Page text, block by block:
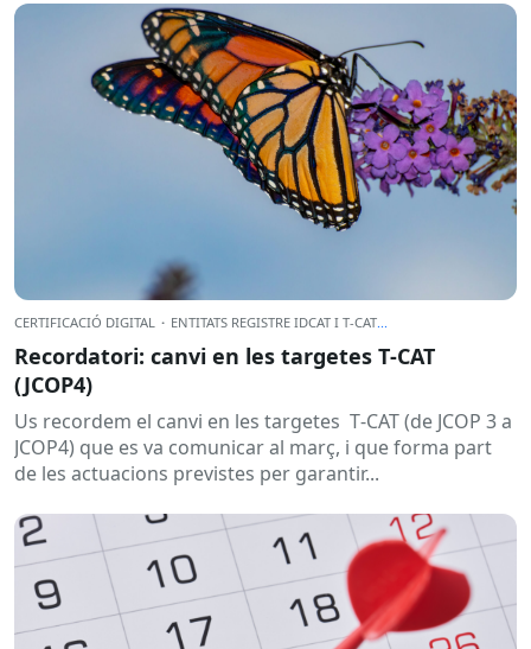
CERTIFICACIÓ DIGITAL · ENTITATS REGISTRE IDCAT I T-CAT
Recordatori: canvi en les targetes T‑CAT
(JCOP4)
Us recordem el canvi en les targetes T‑CAT (de JCOP 3 a
JCOP4) que es va comunicar al març, i que forma part
de les actuacions previstes per garantir...